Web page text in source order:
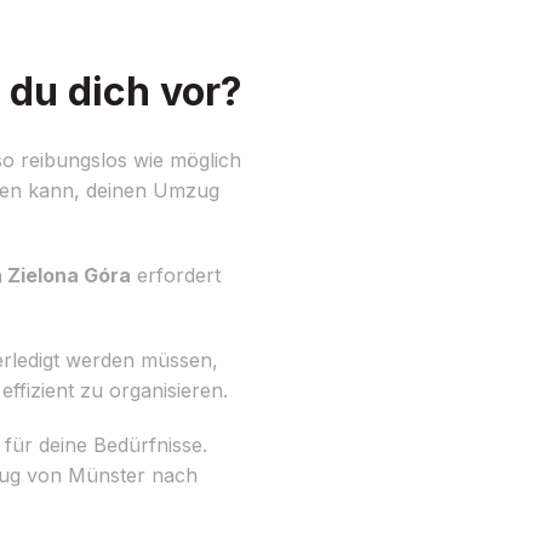
dich vor?
reibungslos wie möglich
kann, deinen Umzug
Góra erfordert
werden müssen,
zu organisieren.
deine Bedürfnisse.
von Münster nach